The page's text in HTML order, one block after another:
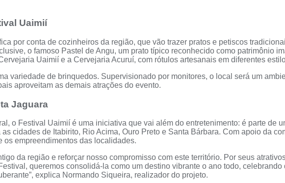
Uaimií
por conta de cozinheiros da região, que vão trazer pratos e petiscos
o famoso Pastel de Angu, um prato típico reconhecido como patrimônio
Uaimií e a Cervejaria Acuruí, com rótulos artesanais em diferentes
variedade de brinquedos. Supervisionado por monitores, o local será um
aproveitam as demais atrações do evento.
Jaguara
o Festival Uaimií é uma iniciativa que vai além do entretenimento: é parte de
cidades de Itabirito, Rio Acima, Ouro Preto e Santa Bárbara. Com apoio da
os empreendimentos das localidades.
da região e reforçar nosso compromisso com este território. Por seus
queremos consolidá-la como um destino vibrante o ano todo, celebrando
explica Normando Siqueira, realizador do projeto.